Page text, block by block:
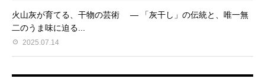
火山灰が育てる、干物の芸術 ― 「灰干し」の伝統と、唯一無
二のうま味に迫る...
2025.07.14